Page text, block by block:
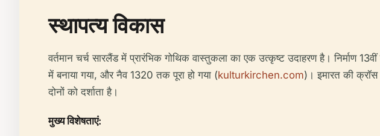
स्थापत्य विकास
वर्तमान चर्च सारलैंड में प्रारंभिक गोथिक वास्तुकला का एक उत्कृष्ट उदाहरण है। निर्माण
में बनाया गया, और नैव 1320 तक पूरा हो गया (kulturkirchen.com)। इमारत की क्रॉस
दोनों को दर्शाता है।
मुख्य विशेषताएं: